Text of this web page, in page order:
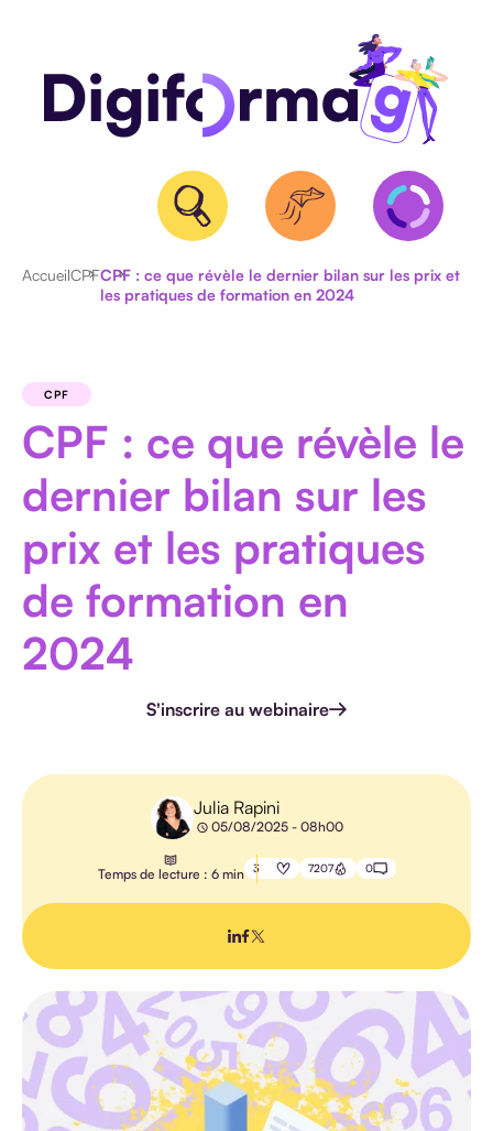
CERTIFICATION
HANDICAP
E-
TOUS LES
ARTICLES
AccueilCPFCPF : ce que révèle le dernier bilan sur les prix et
les pratiques de formation en 2024
CPF
CPF : ce que révèle le
dernier bilan sur les
prix et les pratiques
de formation en
2024
S'inscrire au webinaire
Julia Rapini
05/08/2025 - 08h00
Temps de lecture : 6 min 3 7207 0